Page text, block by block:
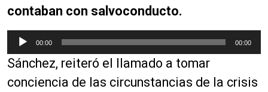
contaban con salvoconducto.
e
p
r
00:00 00:00
Sánchez, reiteró el llamado a tomar
conciencia de las circunstancias de la crisis